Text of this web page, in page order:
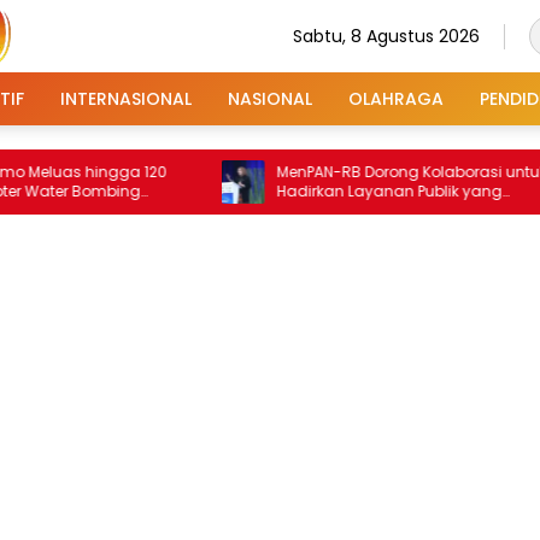
Sabtu, 8 Agustus 2026
INTERNASIONAL NASIONAL OLAHRAGA
hingga 120
Bombing
MenPAN-RB Dorong Kolaborasi untuk
Hadirkan Layanan Publik yang
Terintegrasi dan Inklusif